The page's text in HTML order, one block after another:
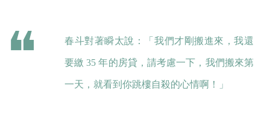
春斗對著瞬太說：「我們才剛搬進來，我還
要繳 35 年的房貸，請考慮一下，我們搬來第
一天，就看到你跳樓自殺的心情啊！」